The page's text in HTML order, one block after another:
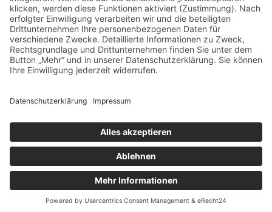
Das sagen unsere
Kunden zu
unseren
Leistungen
Unsere Kundenbewertungen zeigen, warum msisdesign. Die
Markenagentur zu den führenden Agenturen für SEO- und KI-
gestütztes Webdesign in Deutschland zählt. Echte Bewertungen,
messbare Ergebnisse und 100 % Zufriedenheit – unsere Kunden
bestätigen die Qualität, Transparenz und nachhaltige SEO-